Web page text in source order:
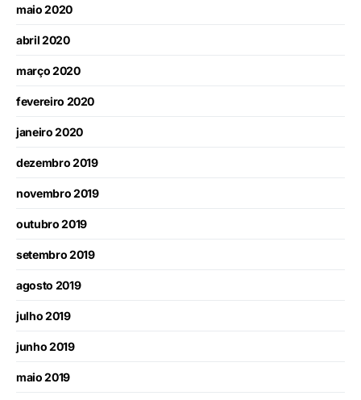
maio 2020
abril 2020
março 2020
fevereiro 2020
janeiro 2020
dezembro 2019
novembro 2019
outubro 2019
setembro 2019
agosto 2019
julho 2019
junho 2019
maio 2019